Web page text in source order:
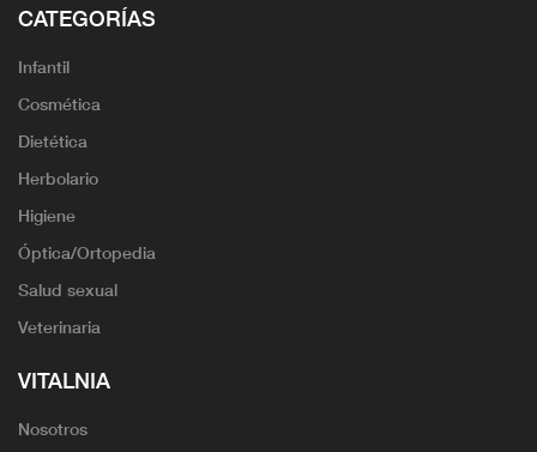
CATEGORÍAS
Infantil
Cosmética
Dietética
Herbolario
Higiene
Óptica/Ortopedia
Salud sexual
Veterinaria
VITALNIA
Nosotros